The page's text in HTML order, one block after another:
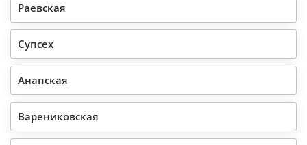
Раевская
Супсех
Анапская
Варениковская